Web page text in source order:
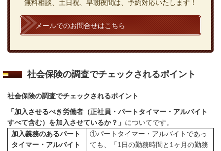
無料相談、土日祝、早朝夜間は、予約対応いたします！
メールでのお問合せはこちら
社会保険の調査でチェックされるポイント
社会保険の調査でチェックされるポイント
「加入させるべき労働者（正社員・パートタイマー・アルバイト
すべて含む）を加入させているか？」 についてです。
加入義務のあるパート
タイマー・アルバイト
①パートタイマー・アルバイトであっ
ても、「1日の勤務時間と 1ヶ月の勤務